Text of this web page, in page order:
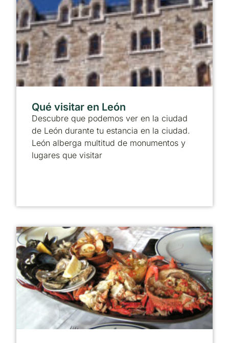
Qué visitar en León
Descubre que podemos ver en la ciudad
de León durante tu estancia en la ciudad.
León alberga multitud de monumentos y
lugares que visitar